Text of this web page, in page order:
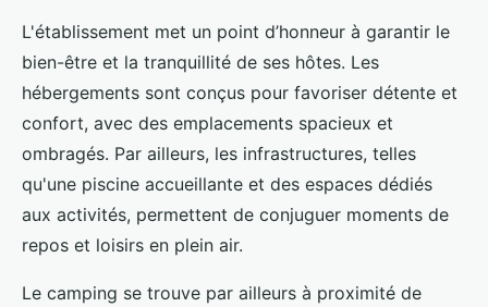
L'établissement met un point d’honneur à garantir le
bien-être et la tranquillité de ses hôtes. Les
hébergements sont conçus pour favoriser détente et
confort, avec des emplacements spacieux et
ombragés. Par ailleurs, les infrastructures, telles
qu'une piscine accueillante et des espaces dédiés
aux activités, permettent de conjuguer moments de
repos et loisirs en plein air.
Le camping se trouve par ailleurs à proximité de